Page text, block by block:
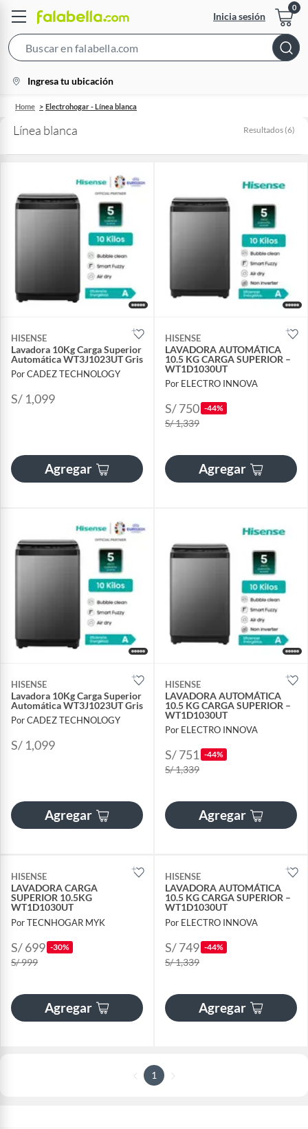
Inicia sesión
Bar
location-
icon
Ingresa tu ubicación
Home Electrohogar - Línea blanca
Línea blanca Resultados (6)
HISENSE
Lavadora 10Kg Carga Superior
Automática WT3J1023UT Gris
Por CADEZ TECHNOLOGY
S/ 1,099
Agregar
HISENSE
LAVADORA AUTOMÁTICA
10.5 KG CARGA SUPERIOR –
WT1D1030UT
Por ELECTRO INNOVA
S/ 750 -44%
S/ 1,339
Agregar
HISENSE
Lavadora 10Kg Carga Superior
Automática WT3J1023UT Gris
Por CADEZ TECHNOLOGY
S/ 1,099
Agregar
HISENSE
LAVADORA AUTOMÁTICA
10.5 KG CARGA SUPERIOR –
WT1D1030UT
Por ELECTRO INNOVA
S/ 751 -44%
S/ 1,339
Agregar
HISENSE
LAVADORA CARGA
SUPERIOR 10.5KG
WT1D1030UT
Por TECNHOGAR MYK
S/ 699 -30%
S/ 999
Agregar
HISENSE
LAVADORA AUTOMÁTICA
10.5 KG CARGA SUPERIOR –
WT1D1030UT
Por ELECTRO INNOVA
S/ 749 -44%
S/ 1,339
Agregar
1